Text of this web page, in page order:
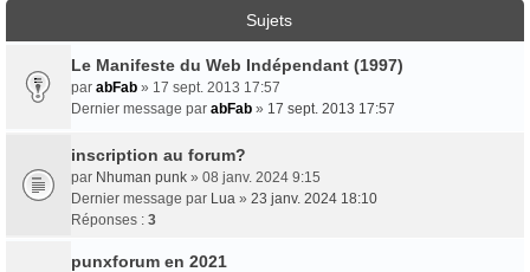
Sujets
Le Manifeste du Web Indépendant (1997)
par abFab » 17 sept. 2013 17:57
Dernier message par abFab » 17 sept. 2013 17:57
inscription au forum?
par Nhuman punk » 08 janv. 2024 9:15
Dernier message par Lua » 23 janv. 2024 18:10
Réponses : 3
punxforum en 2021